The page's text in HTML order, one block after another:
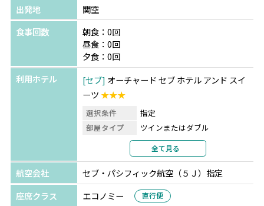
どんな過ごし方をしたら良いのか・・というお悩みが多く
ありました。
そ・こ・で！！！
空港到着までの時間を有効活用できちゃうプランを【無
料】でご用意しました♪
各帰国日で先着6名様までなので、お早めにスタッフまで
お申し込みくださいませ。
15:00-16:00頃 ご宿泊ホテル出発
18:00-20:00頃 SMモールorアヤラモールで買い物/お食事
をお楽しみください
20:00頃 モール出発して夜景が人気のトップスへ
出発地
関空
食事回数
朝食：0回
昼食：0回
夕食：0回
利用ホテル
セブ オーチャード セブ ホテル アンド スイ
ーツ★★★
選択条件
指定
部屋タイプ
ツインまたはダブル
2名1室利用
部屋カテゴリ
スタンダード
全て見る
航空会社
セブ・パシフィック航空（５Ｊ）指定
座席クラス
エコノミー 直行便